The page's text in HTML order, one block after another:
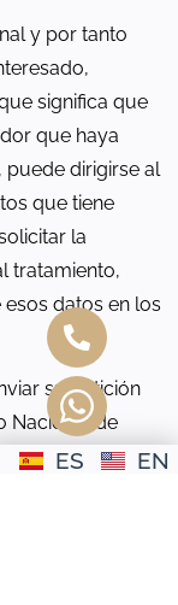
y por tanto
significa que
que haya
dirigirse al
que tiene
la
tratamiento,
datos en los
su petición
Nacional de
correo
ES EN